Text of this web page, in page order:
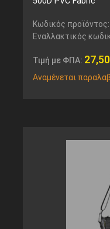
Κωδικός προϊόντος:
Εναλλακτικός
Τιμή με ΦΠΑ: 27,50
Αναμένεται